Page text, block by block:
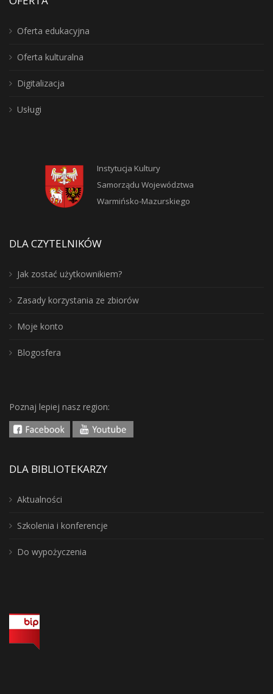
Oferta edukacyjna
Oferta kulturalna
Digitalizacja
Usługi
Instytucja Kultury
Samorządu Województwa
Warmińsko-Mazurskiego
DLA CZYTELNIKÓW
Jak zostać użytkownikiem?
Zasady korzystania ze zbiorów
Moje konto
Blogosfera
Poznaj lepiej nasz region:
DLA BIBLIOTEKARZY
Aktualności
Szkolenia i konferencje
Do wypożyczenia